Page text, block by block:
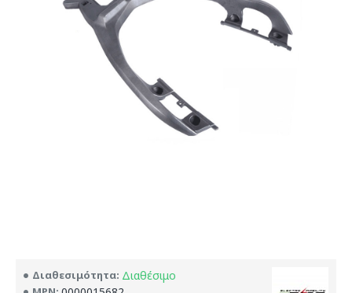
Διαθεσιμότητα: Διαθέσιμο